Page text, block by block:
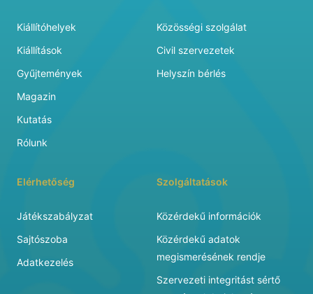
Kiállítóhelyek
Kiállítások
Gyűjtemények
Magazin
Kutatás
Rólunk
Közösségi szolgálat
Civil szervezetek
Helyszín bérlés
Elérhetőség
Játékszabályzat
Sajtószoba
Adatkezelés
Szolgáltatások
Közérdekű információk
Közérdekű adatok
megismerésének rendje
Szervezeti integritást sértő